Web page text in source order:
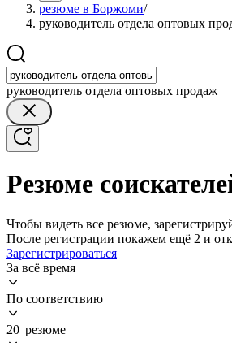
резюме в Боржоми/
руководитель отдела оптовых
руководитель отдела оптовых продаж
Резюме
Чтобы видеть все резюме,
После регистрации покажем ещё 2 и
Зарегистрироваться
За всё время
По соответствию
20 резюме